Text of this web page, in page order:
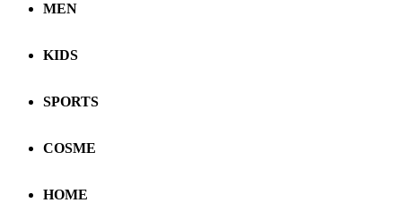
MEN
KIDS
SPORTS
COSME
HOME